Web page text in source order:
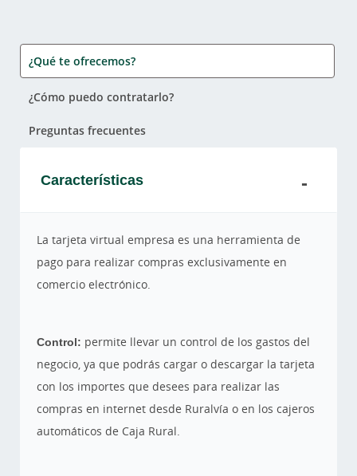
¿Qué te ofrecemos?
¿Cómo puedo contratarlo?
Preguntas frecuentes
Características
La tarjeta virtual empresa es una herramienta de
pago para realizar compras exclusivamente en
comercio electrónico.
Control: permite llevar un control de los gastos del
negocio, ya que podrás cargar o descargar la tarjeta
con los importes que desees para realizar las
compras en internet desde Ruralvía o en los cajeros
automáticos de Caja Rural.